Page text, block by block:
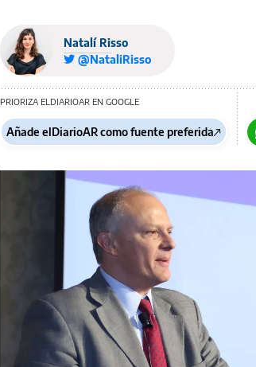
Natalí Risso
@NataliRisso
PRIORIZA ELDIARIOAR EN GOOGLE
Añade elDiarioAR como fuente preferida